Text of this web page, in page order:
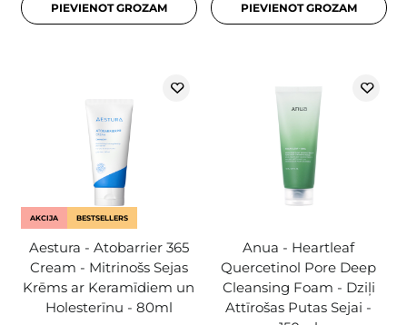
PIEVIENOT GROZAM PIEVIENOT GROZAM
AKCIJA BESTSELLERS
Aestura - Atobarrier 365
Cream - Mitrinošs Sejas
Krēms ar Keramīdiem un
Holesterīnu - 80ml
Anua - Heartleaf
Quercetinol Pore Deep
Cleansing Foam - Dziļi
Attīrošas Putas Sejai -